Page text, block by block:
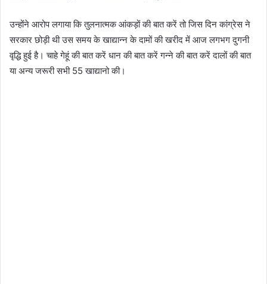
उन्होंने आरोप लगाया कि तुलनात्मक आंकड़ों की बात करें तो जिस दिन कांग्रेस ने
सरकार छोड़ी थी उस समय के खाद्यान्न के दामों की खरीद में आज लगभग दुगनी
वृद्धि हुई है। चाहे गेहूं की बात करें धान की बात करें गन्ने की बात करें दालों की बात
या अन्य जरूरी सभी 55 खाद्यानो की।